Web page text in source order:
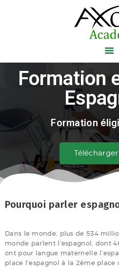
Axoro
ACCUEIL
NOS
NOS
AXOBLOG
A PROPOS
CONTACT
Formation
Formation
Pourquoi parler
Dans le monde, plus de 534
monde parlent l’espagnol, dont
ont pour langue maternelle
place l’espagnol à la 2ème place